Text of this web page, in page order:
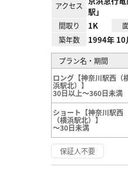
アクセス
駅」
間取り 1K
築年数 1994年 10
プラン名・期間
ロング【神奈川駅西（
浜駅北）】
30日以上～360日未満
ショート【神奈川駅西
（横浜駅北）】
～30日未満
保証人不要